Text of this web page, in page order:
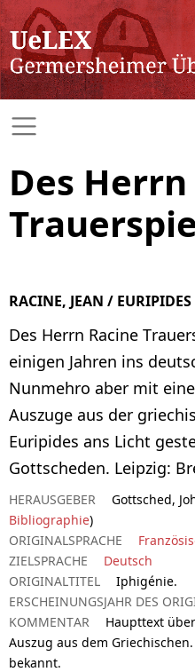
Des
RACINE, JEAN / EURIPIDES
Des Herrn Racine
einigen Jahren ins
Nunmehro aber mit
Auszuge aus der
Euripides ans Licht
Gottscheden. Leipzig:
HERAUSGEBER Gottsched,
Bibliographie)
ORIGINALSPRACHE
ZIELSPRACHE
Deutsch
ORIGINALTITEL
Iphigénie.
ERSCHEINUNGSJAHR DES
KOMMENTAR
Haupttext
Auszug aus dem
bekannt.